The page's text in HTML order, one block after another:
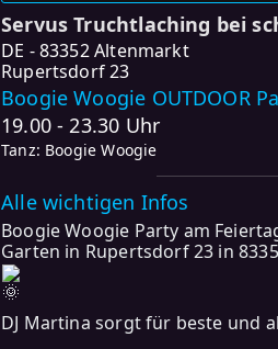
Servus Truchtlaching bei
DE
83352 Altenmarkt
Rupertsdorf 23
Boogie Woogie OUTDOOR
19.00 - 23.30 Uhr
Tanz: Boogie Woogie
Alle wichtigen Infos
Boogie Woogie Party am
Garten in Rupertsdorf 23 in
DJ Martina sorgt für beste und